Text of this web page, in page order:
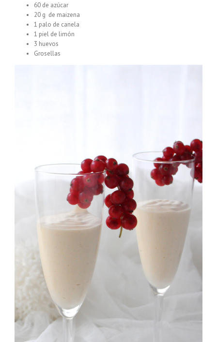
60 de azúcar
20 g de maizena
1 palo de canela
1 piel de limón
3 huevos
Grosellas